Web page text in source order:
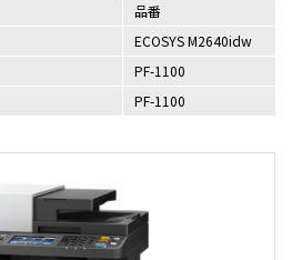
品番
ECOSYS M2640idw
PF-1100
PF-1100